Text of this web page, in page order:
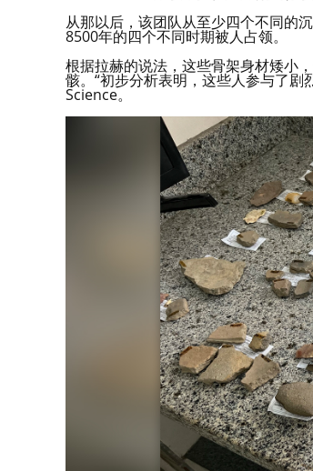
从那以后，该团队从至少四个不同的
8500年的四个不同时期被人占领。
根据拉赫的说法，这些骨架身材矮小
骸。“初步分析表明，这些人参与了
Science。